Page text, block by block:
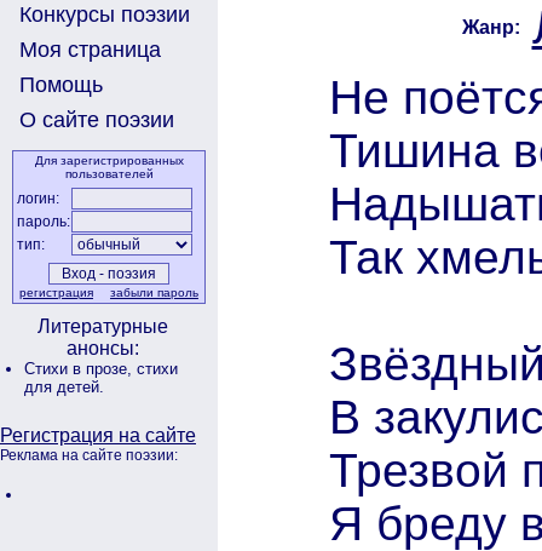
Конкурсы поэзии
Моя страница
Помощь
О сайте поэзии
Для зарегистрированных
пользователей
логин:
пароль:
тип:
регистрация забыли пароль
Литературные
анонсы:
Стихи в прозе, стихи
для детей.
Регистрация на сайте
Реклама на сайте поэзии:
Жанр:
Не
Тишина
Так
В
Трезвой
Я бреду